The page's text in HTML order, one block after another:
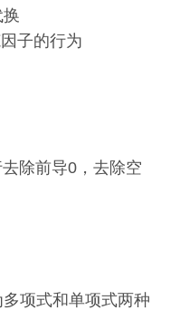
子的行为
除前导0，去除空
项式和单项式两种